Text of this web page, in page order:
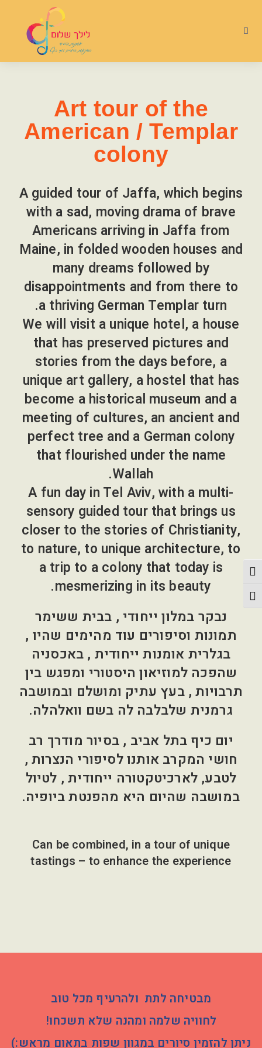
הפעל/כבה ניגודיות גבוהה
מתג גודל גופן
Art tour of the
American / Templar
colony
A guided tour of Jaffa, which begins
with a sad, moving drama of brave
Americans arriving in Jaffa from
Maine, in folded wooden houses and
many dreams followed by
disappointments and from there to
a thriving German Templar turn.
We will visit a unique hotel, a house
that has preserved pictures and
stories from the days before, a
unique art gallery, a hostel that has
become a historical museum and a
meeting of cultures, an ancient and
perfect tree and a German colony
that flourished under the name
Wallah.
A fun day in Tel Aviv, with a multi-
sensory guided tour that brings us
closer to the stories of Christianity,
to nature, to unique architecture, to
a trip to a colony that today is
mesmerizing in its beauty.
נבקר במלון ייחודי , בבית ששימר
תמונות וסיפורים עוד מהימים שהיו ,
בגלרית אומנות ייחודית , באכסניה
שהפכה למוזיאון היסטורי ומפגש בין
תרבויות , בעץ עתיק ומושלם ובמושבה
גרמנית שלבלבה לה בשם וואלהלה.
יום כיף בתל אביב , בסיור מודרך רב
חושי המקרב אותנו לסיפורי הנצרות ,
לטבע, לארכיטקטורה ייחודית , לטיול
במושבה שהיום היא מהפנטת ביופיה.
Can be combined, in a tour of unique
tastings – to enhance the experience
מבטיחה לתת ולהרעיף מכל טוב
לחוויה שלמה ומהנה שלא תשכחו!
ניתן להזמין סיורים במגוון שפות בתאום מראש:)